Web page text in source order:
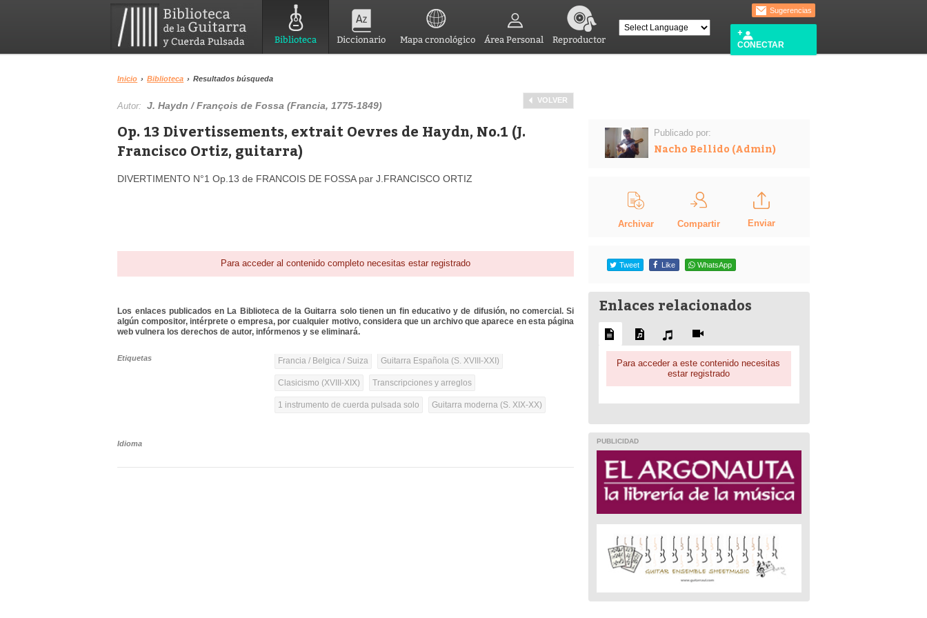
Biblioteca Diccionario Mapa cronológico Área Personal Reproductor
Sugerencias
CONECTAR
Inicio › Biblioteca › Resultados búsqueda
VOLVER
Autor:J. Haydn / François de Fossa (Francia, 1775-1849)
Op. 13 Divertissements, extrait Oevres de Haydn, No.1 (J.
Francisco Ortiz, guitarra)
DIVERTIMENTO N°1 Op.13 de FRANCOIS DE FOSSA par J.FRANCISCO ORTIZ
Para acceder al contenido completo necesitas estar registrado
Los enlaces publicados en La Biblioteca de la Guitarra solo tienen un fin educativo y de difusión, no comercial. Si
algún compositor, intérprete o empresa, por cualquier motivo, considera que un archivo que aparece en esta página
web vulnera los derechos de autor, infórmenos y se eliminará.
Etiquetas Francia / Belgica / Suiza Guitarra Española (S. XVIII-XXI)
Clasicismo (XVIII-XIX) Transcripciones y arreglos
1 instrumento de cuerda pulsada solo Guitarra moderna (S. XIX-XX)
Idioma
Publicado por:
Nacho Bellido (Admin)
Archivar Compartir Enviar
Tweet Like WhatsApp
Enlaces relacionados
Para acceder a este contenido necesitas
estar registrado
PUBLICIDAD